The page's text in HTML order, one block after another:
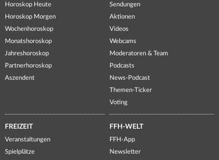
Horoskop Heute
Horoskop Morgen
Wochenhoroskop
Monatshoroskop
Jahreshoroskop
Partnerhoroskop
Aszendent
Sendungen
Aktionen
Videos
Webcams
Moderatoren & Team
Podcasts
News-Podcast
Themen-Ticker
Voting
FREIZEIT
Veranstaltungen
Spielplätze
FFH-WELT
FFH-App
Newsletter